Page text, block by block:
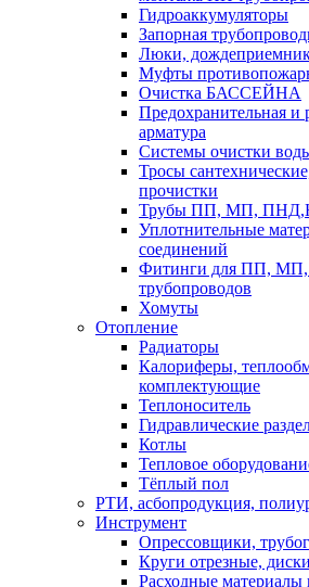
Гидроаккумуляторы
Запорная
Люки,
Муфты
Очистка БАССЕЙНА
Предохранительная и
арматура
Системы очистки
Тросы
прочистки
Трубы ПП, МП,
Уплотнительные
соединений
Фитинги для ПП,
трубопроводов
Хомуты
Отопление
Радиаторы
Калориферы,
комплектующие
Теплоноситель
Гидравлические
Котлы
Тепловое
Тёплый пол
РТИ, асбопродукция,
Инструмент
Опрессовщики,
Круги отрезные, диски
Расходные материалы